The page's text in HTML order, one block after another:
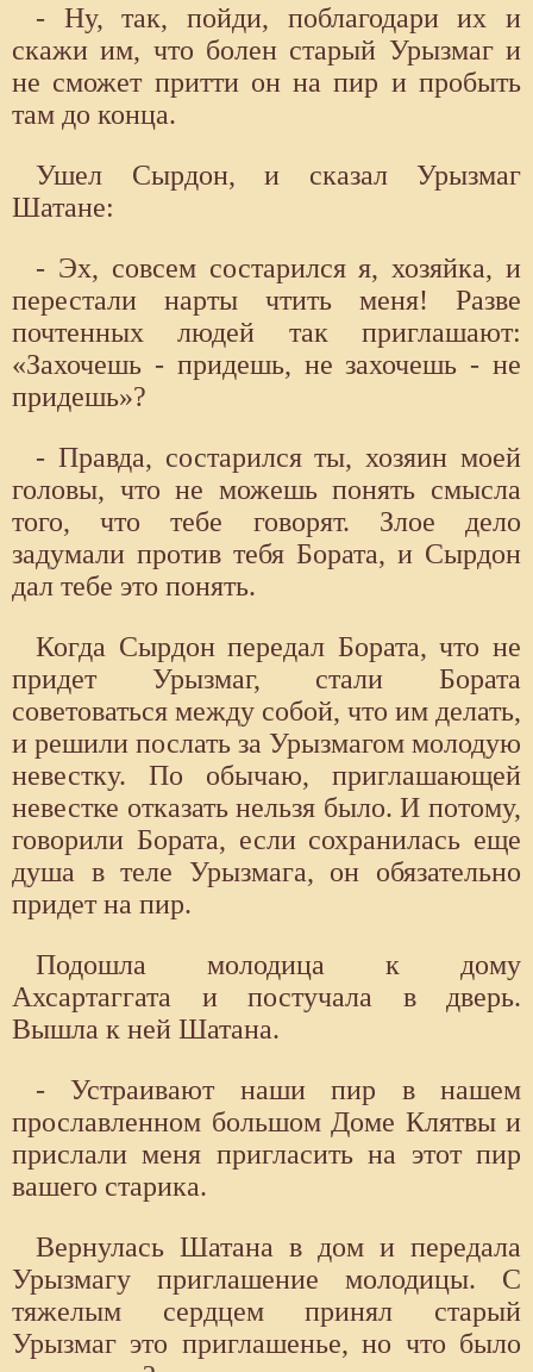
- Ну, так, пойди, поблагодари их и
скажи им, что болен старый Урызмаг и
не сможет притти он на пир и пробыть
там до конца.
Ушел Сырдон, и сказал Урызмаг
Шатане:
- Эх, совсем состарился я, хозяйка, и
перестали нарты чтить меня! Разве
почтенных людей так приглашают:
«Захочешь - придешь, не захочешь - не
придешь»?
- Правда, состарился ты, хозяин моей
головы, что не можешь понять смысла
того, что тебе говорят. Злое дело
задумали против тебя Бората, и Сырдон
дал тебе это понять.
Когда Сырдон передал Бората, что не
придет Урызмаг, стали Бората
советоваться между собой, что им делать,
и решили послать за Урызмагом молодую
невестку. По обычаю, приглашающей
невестке отказать нельзя было. И потому,
говорили Бората, если сохранилась еще
душа в теле Урызмага, он обязательно
придет на пир.
Подошла молодица к дому
Ахсартаггата и постучала в дверь.
Вышла к ней Шатана.
- Устраивают наши пир в нашем
прославленном большом Доме Клятвы и
прислали меня пригласить на этот пир
вашего старика.
Вернулась Шатана в дом и передала
Урызмагу приглашение молодицы. С
тяжелым сердцем принял старый
Урызмаг это приглашенье, но что было